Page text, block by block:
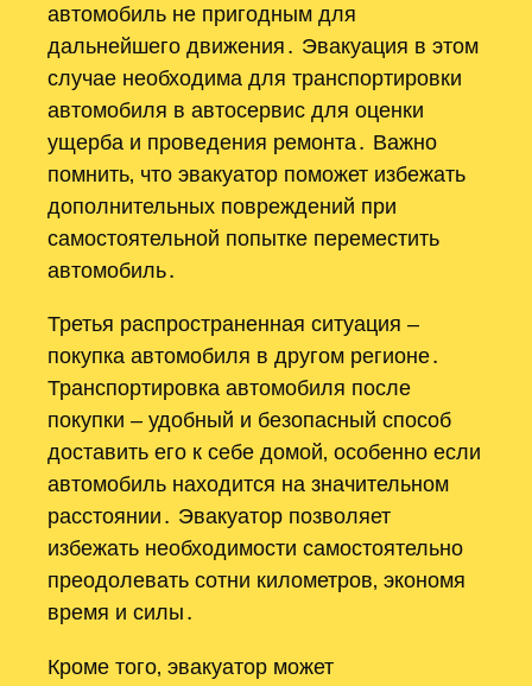
автомобиль не пригодным для
дальнейшего движения․ Эвакуация в этом
случае необходима для транспортировки
автомобиля в автосервис для оценки
ущерба и проведения ремонта․ Важно
помнить‚ что эвакуатор поможет избежать
дополнительных повреждений при
самостоятельной попытке переместить
автомобиль․
Третья распространенная ситуация –
покупка автомобиля в другом регионе․
Транспортировка автомобиля после
покупки – удобный и безопасный способ
доставить его к себе домой‚ особенно если
автомобиль находится на значительном
расстоянии․ Эвакуатор позволяет
избежать необходимости самостоятельно
преодолевать сотни километров‚ экономя
время и силы․
Кроме того‚ эвакуатор может